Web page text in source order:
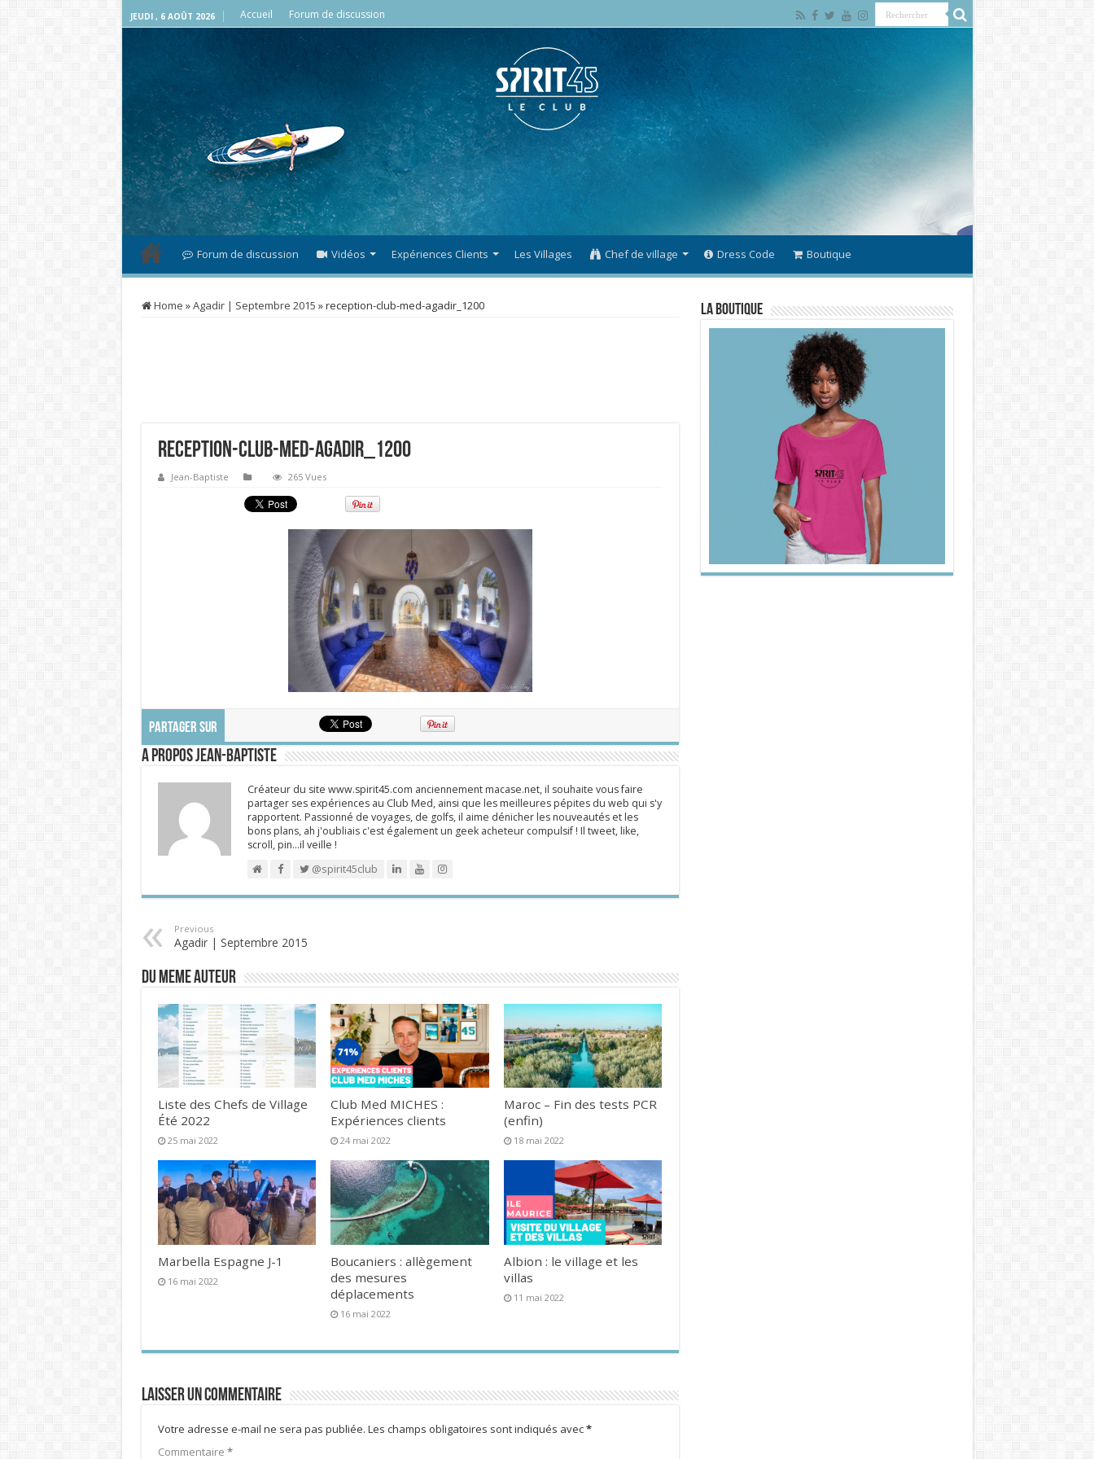
JEUDI , 6 AOÛT 2026 Accueil Forum de discussion
Forum de discussion Vidéos Expériences Clients Les Villages Chef de village Dress Code Boutique
Home »Agadir | Septembre 2015 »reception-club-med-agadir_1200
reception-club-med-agadir_1200
Jean-Baptiste 265 Vues
PARTAGER SUR
A propos Jean-Baptiste
Créateur du site www.spirit45.com anciennement macase.net, il souhaite vous faire
partager ses expériences au Club Med, ainsi que les meilleures pépites du web qui s'y
rapportent. Passionné de voyages, de golfs, il aime dénicher les nouveautés et les
bons plans, ah j'oubliais c'est également un geek acheteur compulsif ! Il tweet, like,
scroll, pin…il veille !
@spirit45club
Previous
Agadir | Septembre 2015
DU MEME AUTEUR
Liste des Chefs de Village
Été 2022
25 mai 2022
Club Med MICHES :
Expériences clients
24 mai 2022
Maroc – Fin des tests PCR
(enfin)
18 mai 2022
Marbella Espagne J-1
16 mai 2022
Boucaniers : allègement
des mesures
déplacements
16 mai 2022
Albion : le village et les
villas
11 mai 2022
Laisser un commentaire
Votre adresse e-mail ne sera pas publiée. Les champs obligatoires sont indiqués avec*
Commentaire *
La Boutique